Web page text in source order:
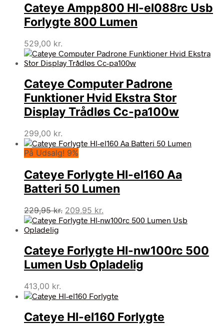
349,00 kr..340,00 kr..
Cateye Ampp800 Hl-el088rc Usb
Forlygte 800 Lumen
529,00 kr.
Cateye Computer Padrone
Funktioner Hvid Ekstra Stor
Display Trådløs Cc-pa100w
299,00 kr.
På Udsalg! 9%
Cateye Forlygte Hl-el160 Aa
Batteri 50 Lumen
229,95kr. Den
oprindelige
229,95 kr..
209,95 kr.
aktuelle
209,95 kr..
Cateye Forlygte Hl-nw100rc 500
Lumen Usb Opladelig
413,00 kr.
Cateye Hl-el160 Forlygte